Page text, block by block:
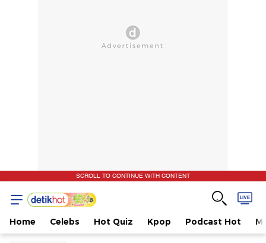
SCROLL TO CONTINUE WITH CONTENT
Home Celebs Hot Quiz Kpop Podcast Hot